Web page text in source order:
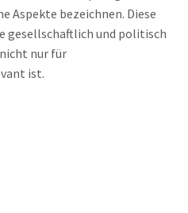
Aspekte bezeichnen. Diese
gesellschaftlich und politisch
nur für
ist.